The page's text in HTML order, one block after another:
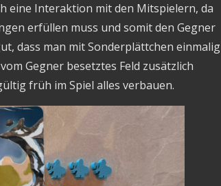
eine Interaktion mit den Mitspielern, da
erfüllen muss und somit den Gegner
dass man mit Sonderplättchen einmalig
Gegner besetztes Feld zusätzlich
früh im Spiel alles verbauen.